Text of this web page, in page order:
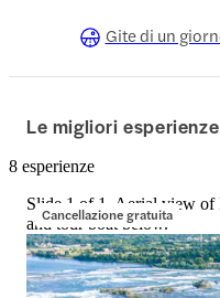
Gite di un
Le migliori
8 esperienze
Cancellazione gratuita
Slide 1 of 1, Aerial view of
and tour boat below.